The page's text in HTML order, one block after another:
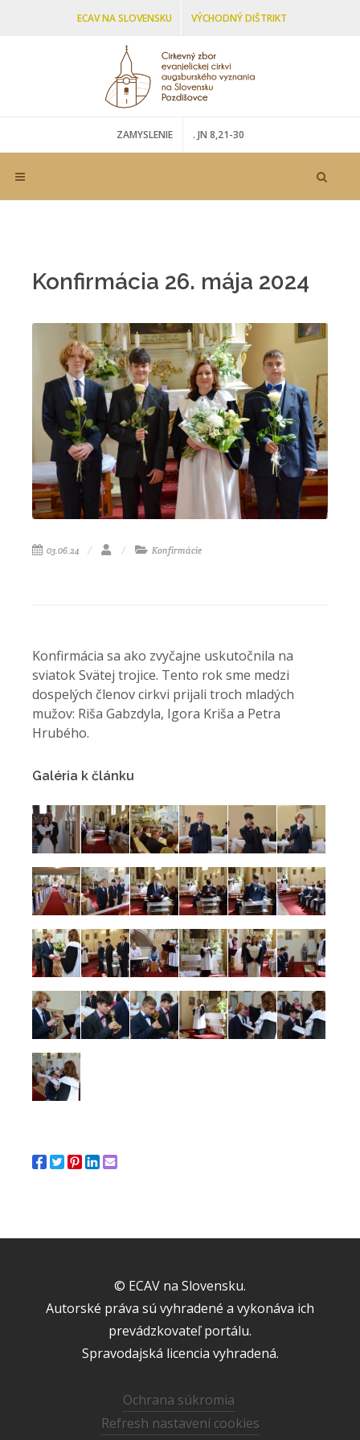
ECAV NA SLOVENSKU VÝCHODNÝ DIŠTRIKT
ŠARIŠSKO-ZEMPLÍNSKY SENIORÁT
ZAMYSLENIE . JN 8,21-30
Konfirmácia 26. mája 2024
03.06.24 Konfirmácie
Konfirmácia sa ako zvyčajne uskutočnila na
sviatok Svätej trojice. Tento rok sme medzi
dospelých členov cirkvi prijali troch mladých
mužov: Riša Gabzdyla, Igora Kriša a Petra
Hrubého.
Galéria k článku
© ECAV na Slovensku.
Autorské práva sú vyhradené a vykonáva ich
prevádzkovateľ portálu.
Spravodajská licencia vyhradená.
Ochrana súkromia
Refresh nastavení cookies